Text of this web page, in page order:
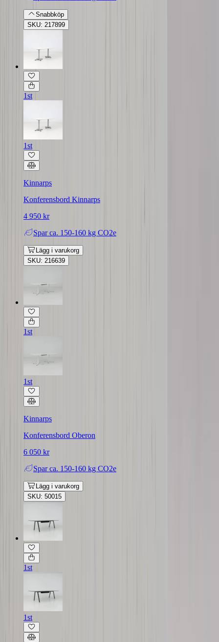
Snabbköp
SKU: 217899
1st
1st
Kinnarps
Konferensbord Kinnarps
4 950 kr
Spar ca. 150-160 kg CO2e
Lägg i varukorg
SKU: 216639
1st
1st
Kinnarps
Konferensbord Oberon
6 050 kr
Spar ca. 150-160 kg CO2e
Lägg i varukorg
SKU: 50015
1st
1st